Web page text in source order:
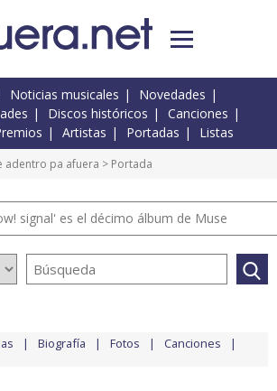
Noticias musicales
Novedades
Discos históricos
Canciones
Artistas Portadas Listas
adentro pa afuera > Portada
signal' es el décimo álbum de Muse
Biografía Fotos Canciones